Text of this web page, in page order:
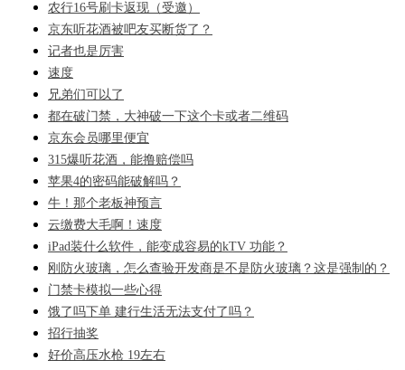
农行16号刷卡返现（受邀）
京东听花酒被吧友买断货了？
记者也是厉害
速度
兄弟们可以了
都在破门禁，大神破一下这个卡或者二维码
京东会员哪里便宜
315爆听花酒，能撸赔偿吗
苹果4的密码能破解吗？
牛！那个老板神预言
云缴费大毛啊！速度
iPad装什么软件，能变成容易的kTV 功能？
刚防火玻璃，怎么查验开发商是不是防火玻璃？这是强制的？
门禁卡模拟一些心得
饿了吗下单 建行生活无法支付了吗？
招行抽奖
好价高压水枪 19左右